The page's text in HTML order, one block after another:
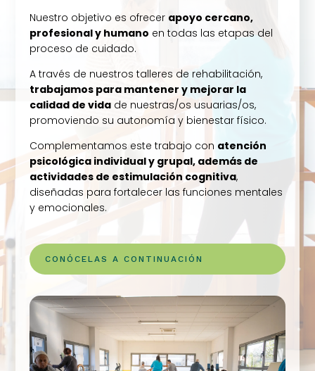
Nuestro objetivo es ofrecer apoyo cercano,
profesional y humano en todas las etapas del
proceso de cuidado.
A través de nuestros talleres de rehabilitación,
trabajamos para mantener y mejorar la
calidad de vida de nuestras/os usuarias/os,
promoviendo su autonomía y bienestar físico.
Complementamos este trabajo con atención
psicológica individual y grupal, además de
actividades de estimulación cognitiva,
diseñadas para fortalecer las funciones mentales
y emocionales.
CONÓCELAS A CONTINUACIÓN